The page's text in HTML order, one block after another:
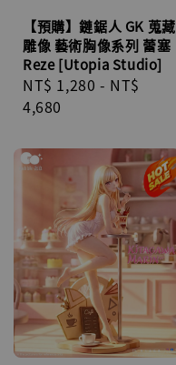
【預購】鏈鋸人 GK 蒐藏
雕像 藝術胸像系列 蕾塞
Reze [Utopia Studio]
Regular
price
NT$ 1,280 - NT$
4,680